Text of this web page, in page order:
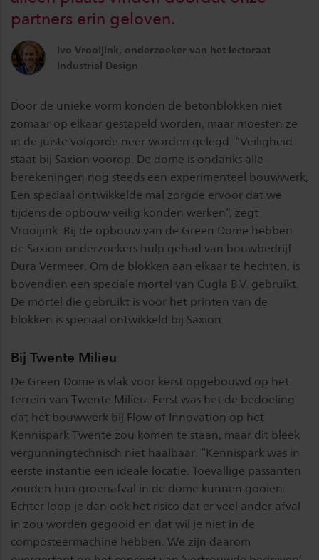
partners erin geloven.
Ivo Vrooijink, onderzoeker van het lectoraat
Industrial Design
Door de unieke vorm konden de betonblokken niet
zomaar op elkaar gestapeld worden, maar moesten ze
in de juiste volgorde neer worden gelegd. “Veiligheid
staat bij Saxion voorop. De dome is ondanks alle
berekeningen nog steeds een experimenteel bouwwerk,
Een speciaal ontwikkelde mal zorgde ervoor dat we
tijdens de opbouw veilig konden werken”, zegt
Vrooijink. Bij de opbouw van de Green Dome hebben
de Saxion-onderzoekers hulp gehad van bouwbedrijf
Dura Vermeer. Om de blokken aan elkaar te hechten, is
bovendien een speciale mortel van Cugla B.V. gebruikt.
De mortel die gebruikt is voor het printen van de
blokken is speciaal ontwikkeld bij Saxion.
Bij Twente Milieu
De Green Dome is vlak voor kerst opgebouwd op het
terrein van Twente Milieu. Eerst was het de bedoeling
dat het bouwwerk bij Flow of Innovation op het
Kennispark Twente zou komen te staan, maar dit bleek
vergunningtechnisch niet haalbaar. “Kennispark was in
eerste instantie een ideale locatie. Toevallige passanten
zouden hun groenafval in de dome kunnen gooien.
Echter loop je dan ook het risico dat er veel ander afval
in zou worden gegooid en dat wil je niet in de
composteermachine hebben. We zijn daarom